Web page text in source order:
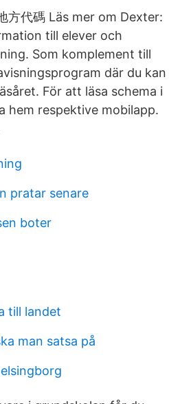
方代碼 Läs mer om Dexter:
till elever och
Som komplement till
där du kan
För att läsa schema i
hem respektive mobilapp.
pratar senare
boter
till landet
man satsa på